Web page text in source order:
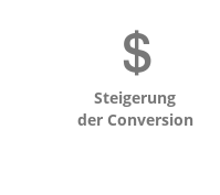
Steigerung
der Conversion